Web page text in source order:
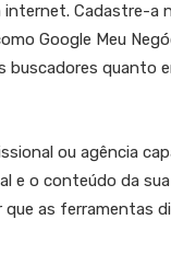
internet. Cadastre-a
Google Meu
buscadores quanto
ou agência
e o conteúdo da
que as ferramentas